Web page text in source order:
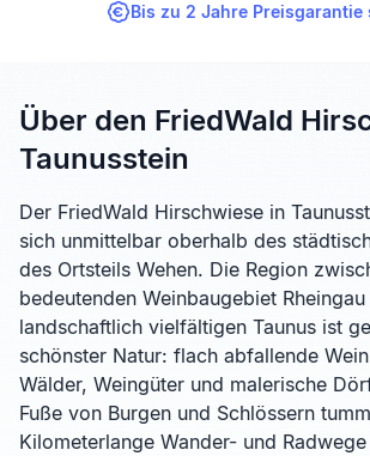
Bis zu 2 Jahre Preisgarantie
Über den FriedWald
Taunusstein
Der FriedWald Hirschwiese in
sich unmittelbar oberhalb des
des Ortsteils Wehen. Die Region
bedeutenden Weinbaugebiet
landschaftlich vielfältigen Taunus ist
schönster Natur: flach abfallende
Wälder, Weingüter und malerische
Fuße von Burgen und Schlössern
Kilometerlange Wander- und